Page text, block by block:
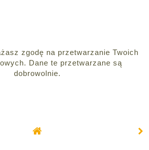
zgodę na przetwarzanie Twoich
Dane te przetwarzane są
dobrowolnie.